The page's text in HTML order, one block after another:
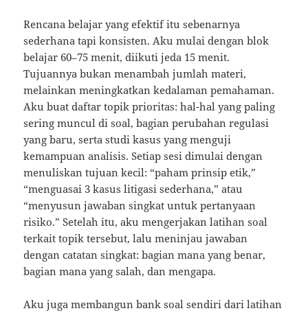
Rencana belajar yang efektif itu sebenarnya
sederhana tapi konsisten. Aku mulai dengan blok
belajar 60–75 menit, diikuti jeda 15 menit.
Tujuannya bukan menambah jumlah materi,
melainkan meningkatkan kedalaman pemahaman.
Aku buat daftar topik prioritas: hal-hal yang paling
sering muncul di soal, bagian perubahan regulasi
yang baru, serta studi kasus yang menguji
kemampuan analisis. Setiap sesi dimulai dengan
menuliskan tujuan kecil: “paham prinsip etik,”
“menguasai 3 kasus litigasi sederhana,” atau
“menyusun jawaban singkat untuk pertanyaan
risiko.” Setelah itu, aku mengerjakan latihan soal
terkait topik tersebut, lalu meninjau jawaban
dengan catatan singkat: bagian mana yang benar,
bagian mana yang salah, dan mengapa.
Aku juga membangun bank soal sendiri dari latihan